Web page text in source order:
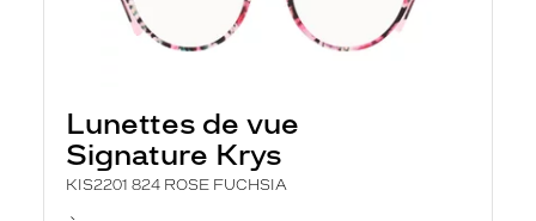
Lunettes de vue
Signature Krys
KIS2201 824 ROSE FUCHSIA